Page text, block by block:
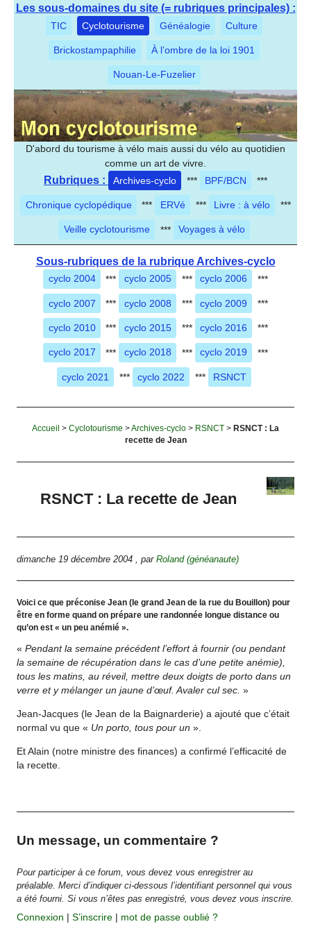
Les sous-domaines du site (= rubriques principales) :
TIC Cyclotourisme Généalogie Culture
Brickostampaphilie À l’ombre de la loi 1901
Nouan-Le-Fuzelier
D'abord du tourisme à vélo mais aussi du vélo au quotidien
comme un art de vivre.
Rubriques : Archives-cyclo *** BPF/BCN ***
Chronique cyclopédique *** ERVé *** Livre : à vélo ***
Veille cyclotourisme *** Voyages à vélo
Sous-rubriques de la rubrique Archives-cyclo
cyclo 2004 *** cyclo 2005 *** cyclo 2006 ***
cyclo 2007 *** cyclo 2008 *** cyclo 2009 ***
cyclo 2010 *** cyclo 2015 *** cyclo 2016 ***
cyclo 2017 *** cyclo 2018 *** cyclo 2019 ***
cyclo 2021 *** cyclo 2022 *** RSNCT
Accueil > Cyclotourisme >Archives-cyclo > RSNCT > RSNCT : La
recette de Jean
RSNCT : La recette de Jean
dimanche 19 décembre 2004 ,parRoland (généanaute)
Voici ce que préconise Jean (le grand Jean de la rue du Bouillon) pour
être en forme quand on prépare une randonnée longue distance ou
qu’on est « un peu anémié ».
«Pendant la semaine précédent l’effort à fournir (ou pendant
la semaine de récupération dans le cas d’une petite anémie),
tous les matins, au réveil, mettre deux doigts de porto dans un
verre et y mélanger un jaune d’œuf. Avaler cul sec. »
Jean-Jacques (le Jean de la Baignarderie) a ajouté que c’était
normal vu que « Un porto, tous pour un ».
Et Alain (notre ministre des finances) a confirmé l’efficacité de
la recette.
Un message, un commentaire ?
Pour participer à ce forum, vous devez vous enregistrer au
préalable. Merci d’indiquer ci-dessous l’identifiant personnel qui vous
a été fourni. Si vous n’êtes pas enregistré, vous devez vous inscrire.
Connexion |S’inscrire | mot de passe oublié ?